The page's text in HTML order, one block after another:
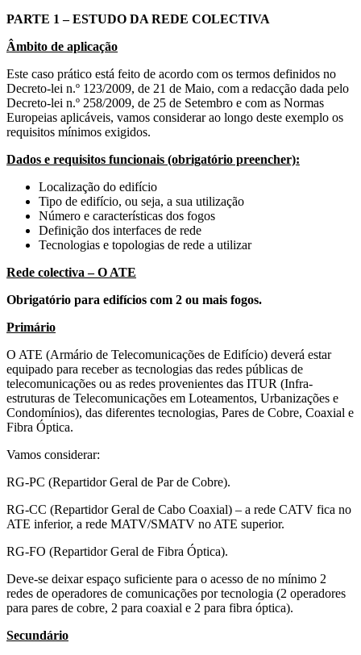
PARTE 1 – ESTUDO DA REDE COLECTIVA
Âmbito de aplicação
Este caso prático está feito de acordo com os termos definidos no
Decreto-lei n.º 123/2009, de 21 de Maio, com a redacção dada pelo
Decreto-lei n.º 258/2009, de 25 de Setembro e com as Normas
Europeias aplicáveis, vamos considerar ao longo deste exemplo os
requisitos mínimos exigidos.
Dados e requisitos funcionais (obrigatório preencher):
Localização do edifício
Tipo de edifício, ou seja, a sua utilização
Número e características dos fogos
Definição dos interfaces de rede
Tecnologias e topologias de rede a utilizar
Rede colectiva – O ATE
Obrigatório para edifícios com 2 ou mais fogos.
Primário
O ATE (Armário de Telecomunicações de Edifício) deverá estar
equipado para receber as tecnologias das redes públicas de
telecomunicações ou as redes provenientes das ITUR (Infra-
estruturas de Telecomunicações em Loteamentos, Urbanizações e
Condomínios), das diferentes tecnologias, Pares de Cobre, Coaxial e
Fibra Óptica.
Vamos considerar:
RG-PC (Repartidor Geral de Par de Cobre).
RG-CC (Repartidor Geral de Cabo Coaxial) – a rede CATV fica no
ATE inferior, a rede MATV/SMATV no ATE superior.
RG-FO (Repartidor Geral de Fibra Óptica).
Deve-se deixar espaço suficiente para o acesso de no mínimo 2
redes de operadores de comunicações por tecnologia (2 operadores
para pares de cobre, 2 para coaxial e 2 para fibra óptica).
Secundário